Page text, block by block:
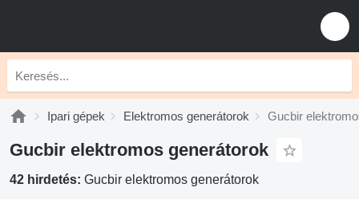
Ipari gépek Elektromos generátorok Gucbir
Gucbir elektromos generátorok
42 hirdetés: Gucbir elektromos generátorok